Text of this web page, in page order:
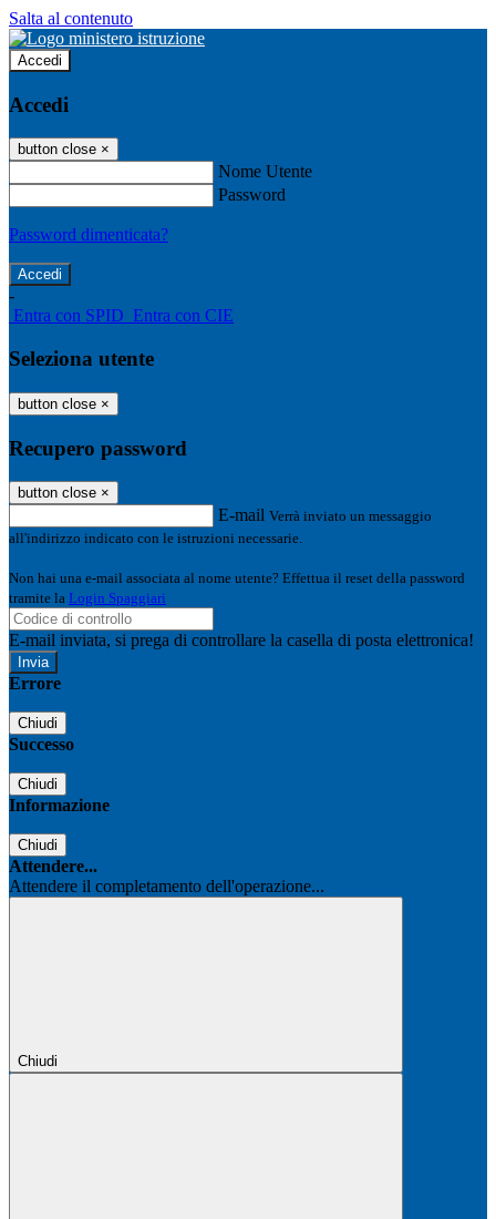
Salta al contenuto
Accedi
Accedi
button close ×
Nome Utente
Password
Password dimenticata?
-
Entra con SPID Entra con CIE
Seleziona utente
button close ×
Recupero password
button close ×
E-mail Verrà inviato un messaggio
all'indirizzo indicato con le istruzioni necessarie.
Non hai una e-mail associata al nome utente? Effettua il reset della password
tramite la Login Spaggiari
E-mail inviata, si prega di controllare la casella di posta elettronica!
Errore
Chiudi
Successo
Chiudi
Informazione
Chiudi
Attendere...
Attendere il completamento dell'operazione...
Chiudi